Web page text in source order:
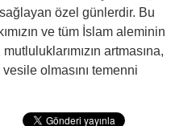
özel günlerdir. Bu
ve tüm İslam aleminin
artmasına,
olmasını temenni